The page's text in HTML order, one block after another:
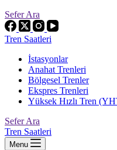
Sefer Ara
Tren Saatleri
İstasyonlar
Anahat Trenleri
Bölgesel Trenler
Ekspres Trenleri
Yüksek Hızlı Tren
Sefer Ara
Tren Saatleri
Menu